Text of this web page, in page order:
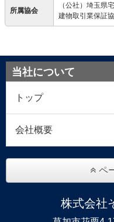
所属協会
（公社）埼玉
建物取引業保証
当社について
トップ
会社概要
ペ
株式会社